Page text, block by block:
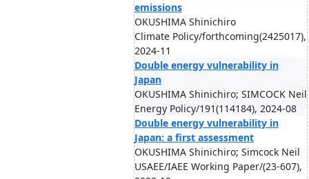
emissions
OKUSHIMA Shinichiro
Climate Policy/forthcoming(2425017),
2024-11
Double energy vulnerability in
Japan
OKUSHIMA Shinichiro; SIMCOCK Neil
Energy Policy/191(114184), 2024-08
Double energy vulnerability in
Japan: a first assessment
OKUSHIMA Shinichiro; Simcock Neil
USAEE/IAEE Working Paper/(23-607),